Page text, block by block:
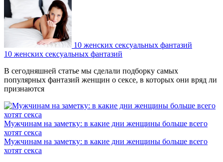
10 женских сексуальных фантазий
10 женских сексуальных фантазий
В сегодняшней статье мы сделали подборку самых
популярных фантазий женщин о сексе, в которых они вряд ли
признаются
Мужчинам на заметку: в какие дни женщины больше всего
хотят секса
Мужчинам на заметку: в какие дни женщины больше всего
хотят секса